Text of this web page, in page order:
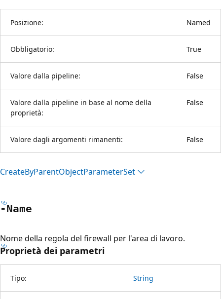
Posizione: Named
Obbligatorio: True
Valore dalla pipeline: False
Valore dalla pipeline in base al nome della
proprietà:
False
Valore dagli argomenti rimanenti: False
CreateByParentObjectParameterSet
-Name
Nome della regola del firewall per l'area di lavoro.
Proprietà dei parametri
Tipo: String